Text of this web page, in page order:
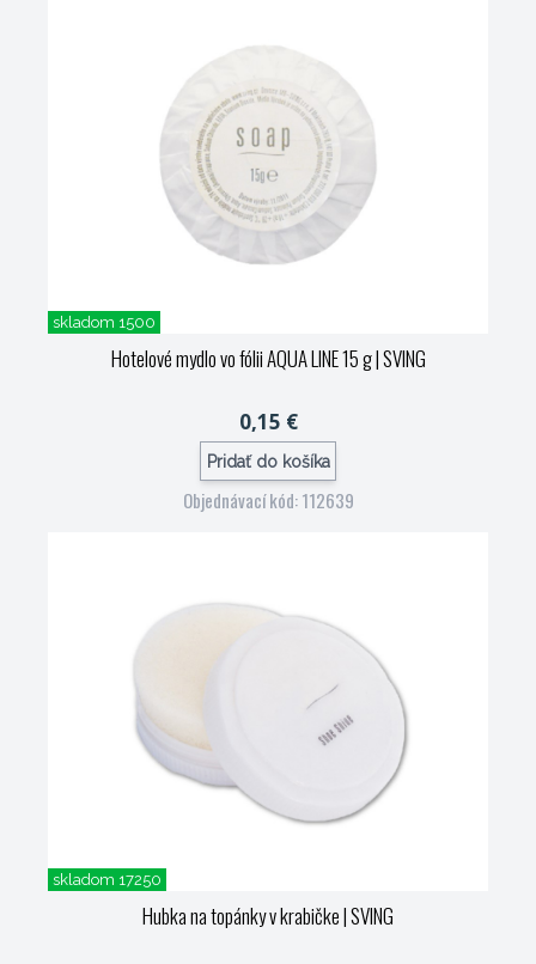
skladom 1500
Hotelové mydlo vo fólii AQUA LINE 15 g| SVING
0,15 €
Pridať do košíka
Objednávací kód: 112639
skladom 17250
Hubka na topánky v krabičke| SVING